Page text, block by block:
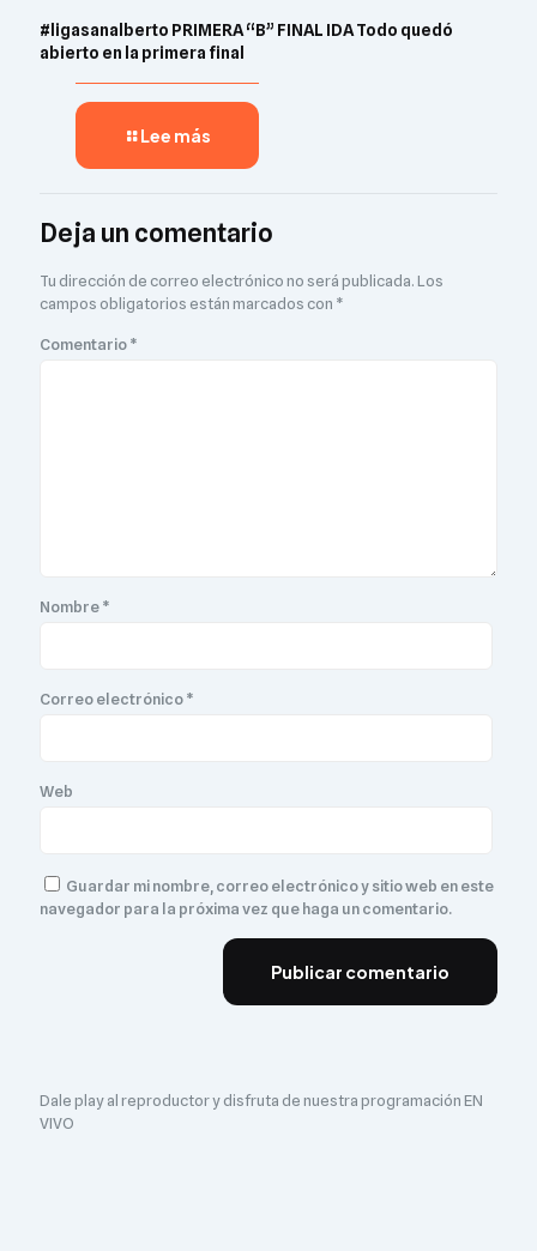
#ligasanalberto PRIMERA “B” FINAL IDA Todo quedó
abierto en la primera final
Lee más
Deja un comentario
Tu dirección de correo electrónico no será publicada.Los
campos obligatorios están marcados con *
Comentario*
Nombre*
Correo electrónico*
Web
Guardar mi nombre, correo electrónico y sitio web en este
navegador para la próxima vez que haga un comentario.
Dale play al reproductor y disfruta de nuestra programación EN
VIVO